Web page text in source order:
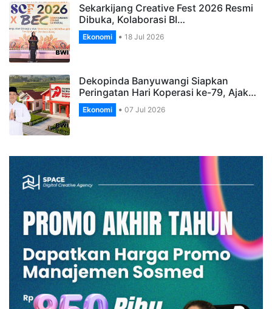
Sekarkijang Creative Fest 2026 Resmi
Dibuka, Kolaborasi BI…
Ekonomi 18 Jul 2026
Dekopinda Banyuwangi Siapkan
Peringatan Hari Koperasi ke-79, Ajak…
Ekonomi 07 Jul 2026